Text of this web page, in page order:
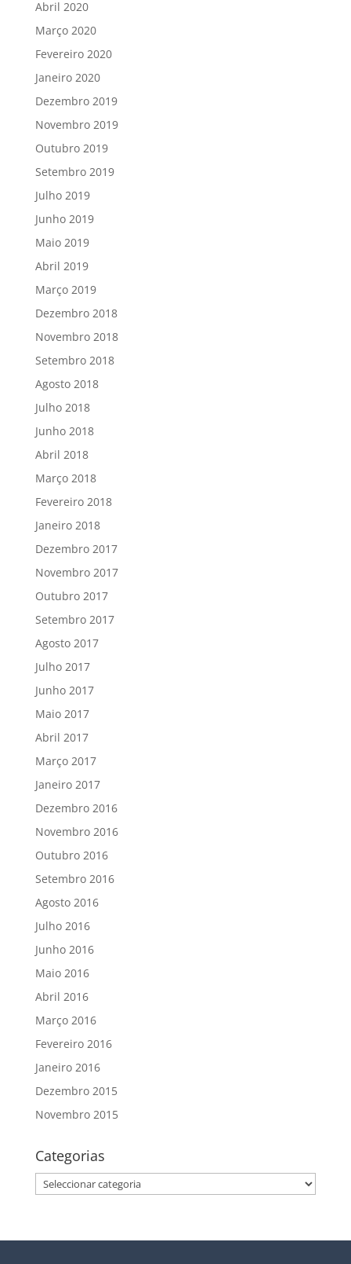
Abril 2020
Março 2020
Fevereiro 2020
Janeiro 2020
Dezembro 2019
Novembro 2019
Outubro 2019
Setembro 2019
Julho 2019
Junho 2019
Maio 2019
Abril 2019
Março 2019
Dezembro 2018
Novembro 2018
Setembro 2018
Agosto 2018
Julho 2018
Junho 2018
Abril 2018
Março 2018
Fevereiro 2018
Janeiro 2018
Dezembro 2017
Novembro 2017
Outubro 2017
Setembro 2017
Agosto 2017
Julho 2017
Junho 2017
Maio 2017
Abril 2017
Março 2017
Janeiro 2017
Dezembro 2016
Novembro 2016
Outubro 2016
Setembro 2016
Agosto 2016
Julho 2016
Junho 2016
Maio 2016
Abril 2016
Março 2016
Fevereiro 2016
Janeiro 2016
Dezembro 2015
Novembro 2015
Categorias
Categorias